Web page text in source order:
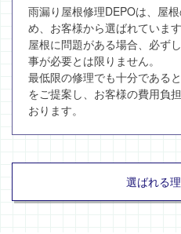
雨漏り屋根修理DEPOは、屋
め、お客様から選ばれています
屋根に問題がある場合、必ず
事が必要とは限りません。
最低限の修理でも十分である
をご提案し、お客様の費用負
おります。
選ばれる